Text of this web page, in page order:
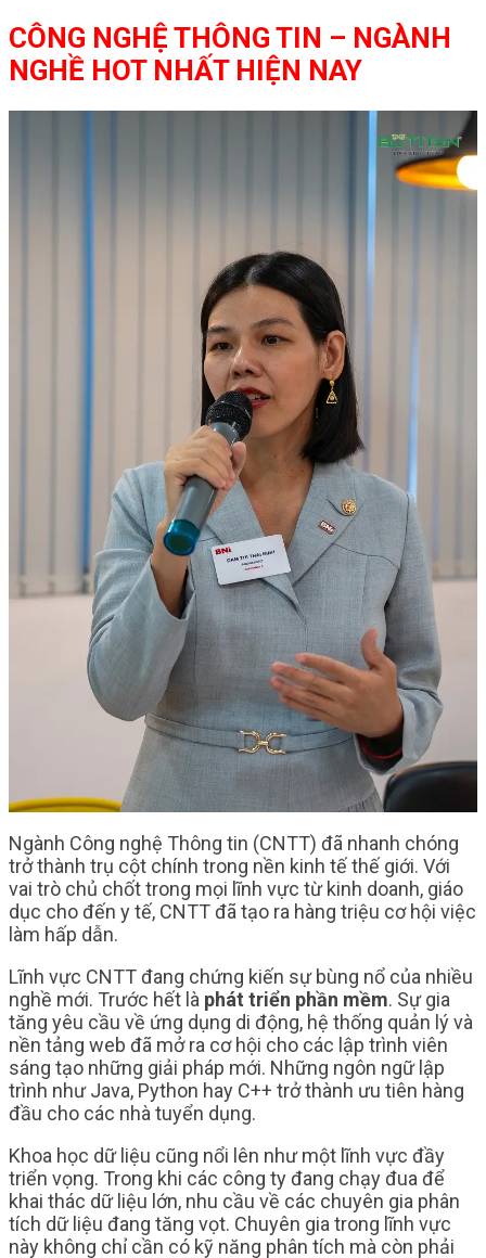
CÔNG NGHỆ THÔNG TIN – NGÀNH
NGHỀ HOT NHẤT HIỆN NAY
Ngành Công nghệ Thông tin (CNTT) đã nhanh chóng
trở thành trụ cột chính trong nền kinh tế thế giới. Với
vai trò chủ chốt trong mọi lĩnh vực từ kinh doanh, giáo
dục cho đến y tế, CNTT đã tạo ra hàng triệu cơ hội việc
làm hấp dẫn.
Lĩnh vực CNTT đang chứng kiến sự bùng nổ của nhiều
nghề mới. Trước hết là phát triển phần mềm. Sự gia
tăng yêu cầu về ứng dụng di động, hệ thống quản lý và
nền tảng web đã mở ra cơ hội cho các lập trình viên
sáng tạo những giải pháp mới. Những ngôn ngữ lập
trình như Java, Python hay C++ trở thành ưu tiên hàng
đầu cho các nhà tuyển dụng.
Khoa học dữ liệu cũng nổi lên như một lĩnh vực đầy
triển vọng. Trong khi các công ty đang chạy đua để
khai thác dữ liệu lớn, nhu cầu về các chuyên gia phân
tích dữ liệu đang tăng vọt. Chuyên gia trong lĩnh vực
này không chỉ cần có kỹ năng phân tích mà còn phải